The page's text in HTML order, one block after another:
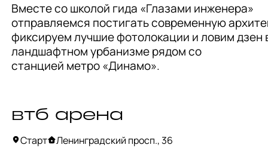
Вместе со школой гида «Глазами инженера»
отправляемся постигать современную
фиксируем лучшие фотолокации и ловим дзен
ландшафтном урбанизме рядом со
станцией метро «Динамо».
втб арена
Старт Ленинградский просп., 36